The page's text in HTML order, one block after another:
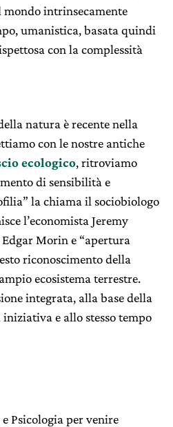
mondo intrinsecamente
umanistica, basata quindi
con la complessità
natura è recente nella
con le nostre antiche
ecologico, ritroviamo
di sensibilità e
la chiama il sociobiologo
l’economista Jeremy
Morin e “apertura
riconoscimento della
ecosistema terrestre.
integrata, alla base della
e allo stesso tempo
Psicologia per venire